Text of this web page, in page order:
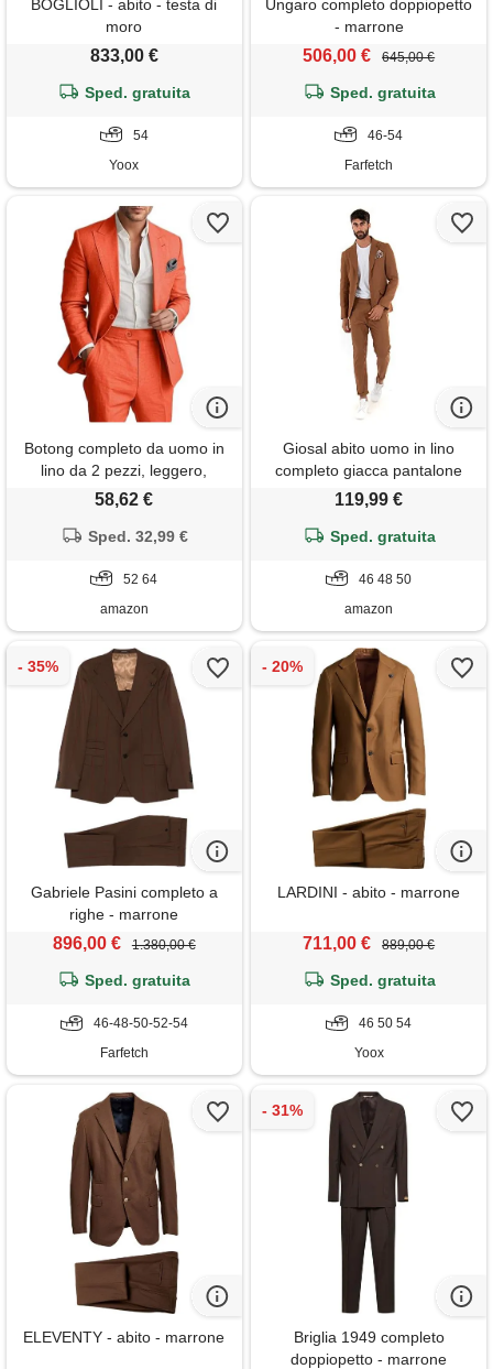
BOGLIOLI - abito - testa di
moro
833,00 €
Sped. gratuita
54
Yoox
Ungaro completo doppiopetto
- marrone
506,00 € 645,00 €
Sped. gratuita
46-54
Farfetch
Botong completo da uomo in
lino da 2 pezzi, leggero,
blazer e pantaloni, set estivo
arancione, 52
58,62 €
Sped. 32,99 €
52 64
amazon
Giosal abito uomo in lino
completo giacca pantalone
tinta unita elegante
119,99 €
Sped. gratuita
46 48 50
amazon
Gabriele Pasini completo a
righe - marrone
896,00 € 1.380,00 €
Sped. gratuita
46-48-50-52-54
Farfetch
LARDINI - abito - marrone
711,00 € 889,00 €
Sped. gratuita
46 50 54
Yoox
ELEVENTY - abito - marrone
Briglia 1949 completo
doppiopetto - marrone